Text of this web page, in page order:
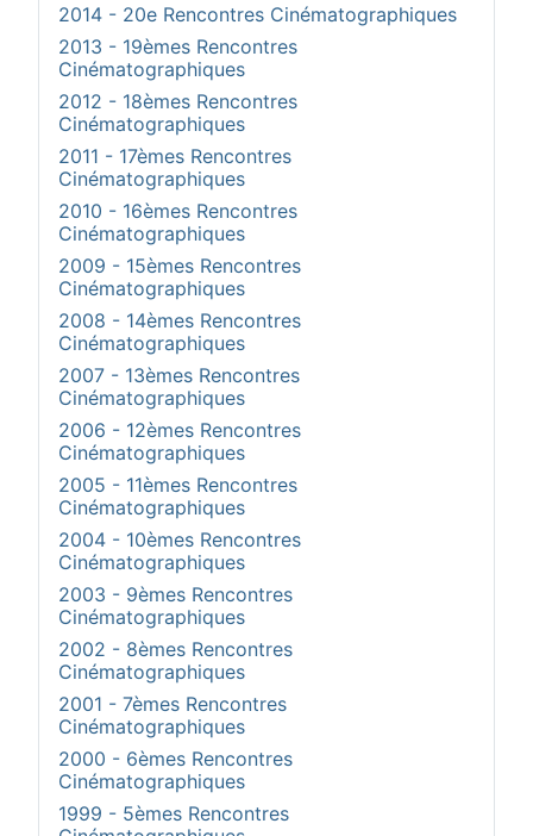
2014 - 20e Rencontres Cinématographiques
2013 - 19èmes Rencontres
Cinématographiques
2012 - 18èmes Rencontres
Cinématographiques
2011 - 17èmes Rencontres
Cinématographiques
2010 - 16èmes Rencontres
Cinématographiques
2009 - 15èmes Rencontres
Cinématographiques
2008 - 14èmes Rencontres
Cinématographiques
2007 - 13èmes Rencontres
Cinématographiques
2006 - 12èmes Rencontres
Cinématographiques
2005 - 11èmes Rencontres
Cinématographiques
2004 - 10èmes Rencontres
Cinématographiques
2003 - 9èmes Rencontres
Cinématographiques
2002 - 8èmes Rencontres
Cinématographiques
2001 - 7èmes Rencontres
Cinématographiques
2000 - 6èmes Rencontres
Cinématographiques
1999 - 5èmes Rencontres